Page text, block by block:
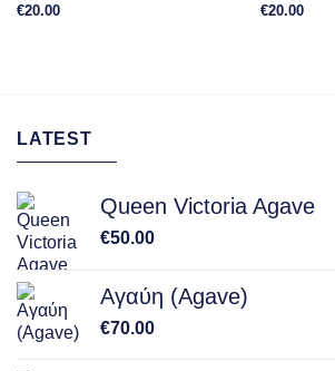
€20.00 €20.00
LATEST
Queen Victoria Agave
€50.00
Αγαύη (Agave)
€70.00